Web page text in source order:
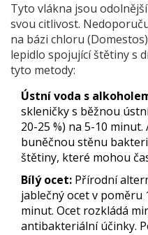
Tyto vlákna jsou
svou citlivost.
na bázi chloru
lepidlo spojující štětiny s
tyto metody:
Ústní voda s
skleničky s běžnou
20-25 %) na 5-10
buněčnou stěnu
štětiny, které mohou
Bílý ocet: Přírodní
jablečný ocet v poměru
minut. Ocet rozkládá
antibakteriální účinky.